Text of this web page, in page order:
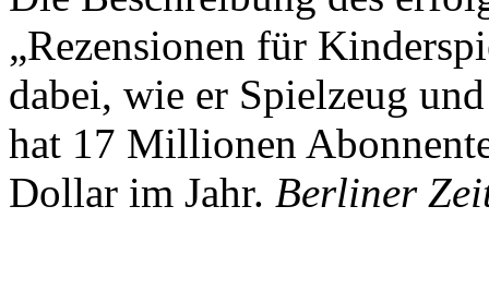
„Rezensionen für
dabei, wie er Spielzeug
hat 17 Millionen
Dollar im Jahr. Berliner